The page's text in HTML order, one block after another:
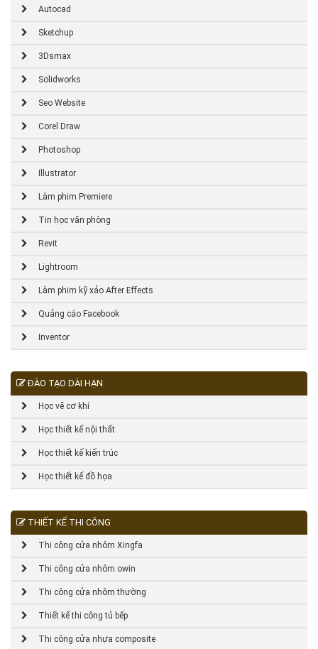
Autocad
Sketchup
3Dsmax
Solidworks
Seo Website
Corel Draw
Photoshop
Illustrator
Làm phim Premiere
Tin học văn phòng
Revit
Lightroom
Làm phim kỹ xảo After Effects
Quảng cáo Facebook
Inventor
ĐÀO TẠO DÀI HẠN
Học vẽ cơ khí
Học thiết kế nội thất
Học thiết kế kiến trúc
Học thiết kế đồ họa
THIẾT KẾ THI CÔNG
Thi công cửa nhôm Xingfa
Thi công cửa nhôm owin
Thi công cửa nhôm thường
Thiết kế thi công tủ bếp
Thi công cửa nhựa composite